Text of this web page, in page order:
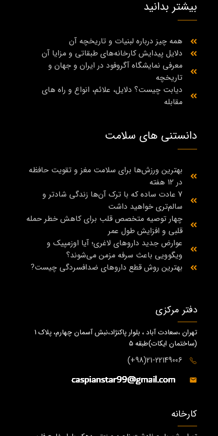
بیشتر بدانید
همه چیز درباره لبنیات و تاریخچه آن
دلایل پیدایش کارخانه‌های طبقاتی و مزایا آن
معرفی نمایشگاه آگروفود در ایران و جهان و
تاریخچه
دیابت چیست؟ دلایل، علائم، انواع و راه‌ های
مقابله
دانستنی های سلامت
بهترین ورزش‌ها برای سلامت مغز و تقویت حافظه
در ۱۲ هفته
7 عادت ساده که با ترک آن‌ها زندگی شادتر و
سالم‌تری خواهید داشت
چهار توصیه متخصص قلب برای کاهش خطر حمله
قلبی و افزایش طول عمر
عوارض جدید داروهای لاغری؛ آیا اوزمپیک و
ویگوویی باعث سرفه مزمن می‌شوند؟
بهترین روش قطع داروهای ضدافسردگی چیست?
دفتر مرکزی
تهران ،سعادت آباد ، بلوار پاکنژاد،نبش آسمان چهارم، پلاک 1
(ساختمان ايكات)طبقه ٥
21-22149006(98+)
کارخانه